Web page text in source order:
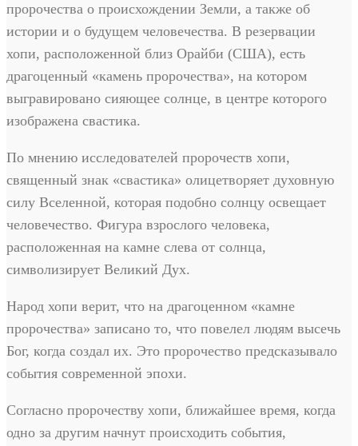
пророчества о происхождении Земли, а также об
истории и о будущем человечества. В резервации
хопи, расположенной близ Орайби (США), есть
драгоценный «камень пророчества», на котором
выгравировано сияющее солнце, в центре которого
изображена свастика.
По мнению исследователей пророчеств хопи,
священный знак «свастика» олицетворяет духовную
силу Вселенной, которая подобно солнцу освещает
человечество. Фигура взрослого человека,
расположенная на камне слева от солнца,
символизирует Великий Дух.
Народ хопи верит, что на драгоценном «камнe
пророчества» записано то, что повелел людям высечь
Бог, когда создал их. Это пророчество предсказывало
события современной эпохи.
Согласно пророчеству хопи, ближайшее время, когда
одно за другим начнут происходить события,